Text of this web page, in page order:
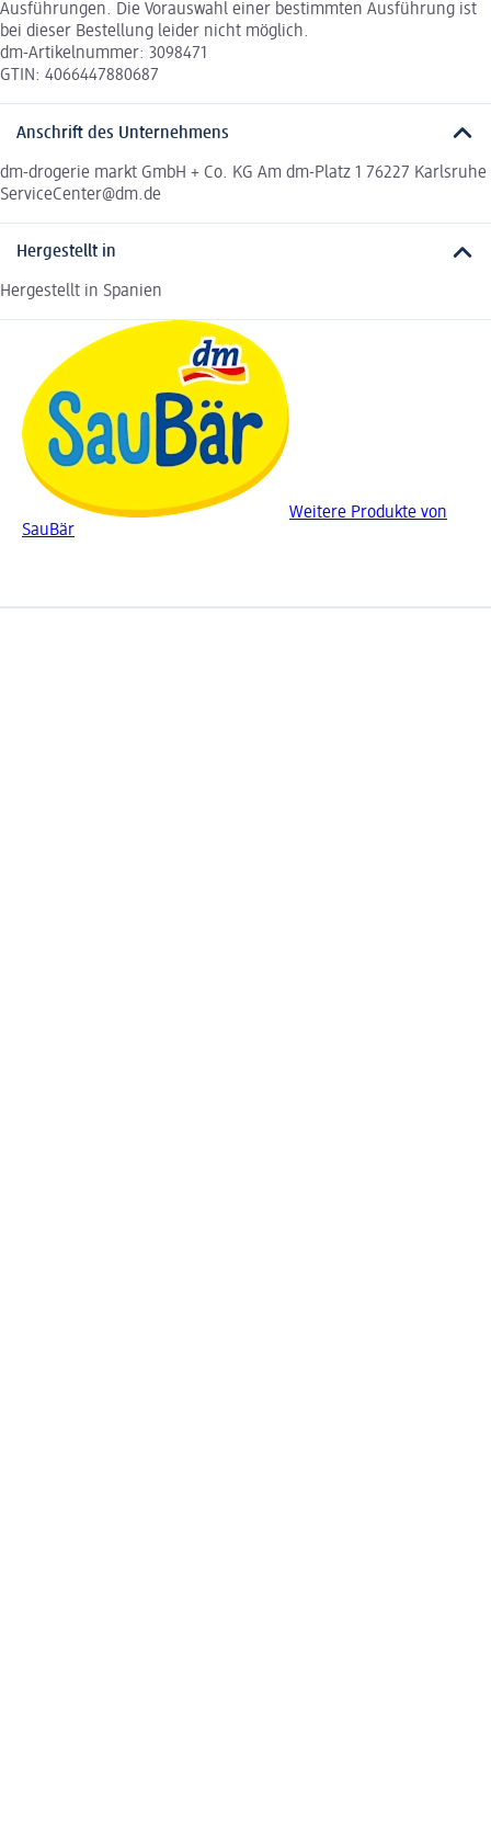
Ausführungen. Die Vorauswahl einer bestimmten Ausführung ist
bei dieser Bestellung leider nicht möglich.
dm-Artikelnummer: 3098471
GTIN: 4066447880687
Anschrift des Unternehmens
dm-drogerie markt GmbH + Co. KG Am dm-Platz 1 76227 Karlsruhe
ServiceCenter@dm.de
Hergestellt in
Hergestellt in Spanien
Weitere Produkte von
SauBär